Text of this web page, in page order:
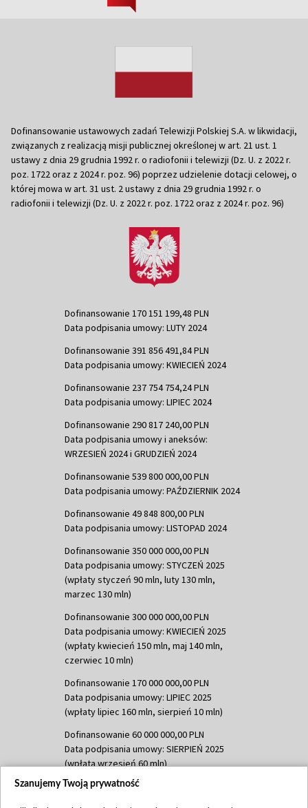
Dofinansowanie ustawowych zadań Telewizji Polskiej S.A. w likwidacji,
związanych z realizacją misji publicznej określonej w art. 21 ust. 1
ustawy z dnia 29 grudnia 1992 r. o radiofonii i telewizji (Dz. U. z 2022 r.
poz. 1722 oraz z 2024 r. poz. 96) poprzez udzielenie dotacji celowej, o
której mowa w art. 31 ust. 2 ustawy z dnia 29 grudnia 1992 r. o
radiofonii i telewizji (Dz. U. z 2022 r. poz. 1722 oraz z 2024 r. poz. 96)
Dofinansowanie 170 151 199,48 PLN
Data podpisania umowy: LUTY 2024
Dofinansowanie 391 856 491,84 PLN
Data podpisania umowy: KWIECIEŃ 2024
Dofinansowanie 237 754 754,24 PLN
Data podpisania umowy: LIPIEC 2024
Dofinansowanie 290 817 240,00 PLN
Data podpisania umowy i aneksów:
WRZESIEŃ 2024 i GRUDZIEŃ 2024
Dofinansowanie 539 800 000,00 PLN
Data podpisania umowy: PAŹDZIERNIK 2024
Dofinansowanie 49 848 800,00 PLN
Data podpisania umowy: LISTOPAD 2024
Dofinansowanie 350 000 000,00 PLN
Data podpisania umowy: STYCZEŃ 2025
(wpłaty styczeń 90 mln, luty 130 mln,
marzec 130 mln)
Dofinansowanie 300 000 000,00 PLN
Data podpisania umowy: KWIECIEŃ 2025
(wpłaty kwiecień 150 mln, maj 140 mln,
czerwiec 10 mln)
Dofinansowanie 170 000 000,00 PLN
Data podpisania umowy: LIPIEC 2025
(wpłaty lipiec 160 mln, sierpień 10 mln)
Dofinansowanie 60 000 000,00 PLN
Data podpisania umowy: SIERPIEŃ 2025
(wpłata wrzesień 60 mln)
Dofinansowanie 635 783 051,21 PLN
Szanujemy Twoją prywatność